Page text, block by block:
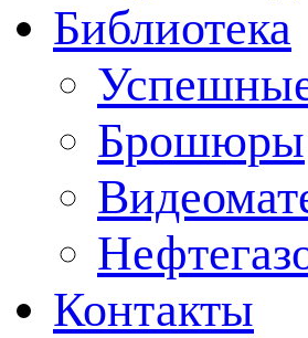
Библиотека
Брошюры
Контакты